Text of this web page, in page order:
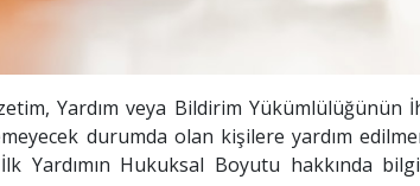
Yardım veya Bildirim Yükümlülüğünün
durumda olan kişilere yardım
Yardımın Hukuksal Boyutu hakkında